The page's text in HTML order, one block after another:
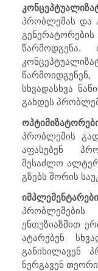
პრობლემას და
წარმოდგენა.
სხვადასხვა
გახდეს
პრობლემის
აფასებენ
შესაძლო
გზებს შორის
იმპლემენტარები
ენთუზიაზმით
ატარებენ
განიხილავენ
ნერგავენ